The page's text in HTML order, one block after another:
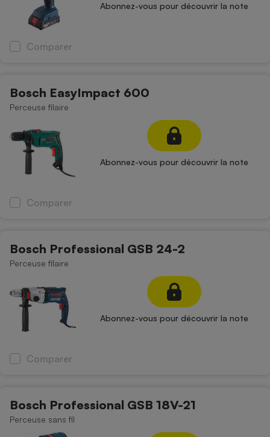
Abonnez-vous pour découvrir la note
Comparer
Bosch EasyImpact 600
Perceuse filaire
Abonnez-vous pour découvrir la note
Comparer
Bosch Professional GSB 24-2
Perceuse filaire
Abonnez-vous pour découvrir la note
Comparer
Bosch Professional GSB 18V-21
Perceuse sans fil